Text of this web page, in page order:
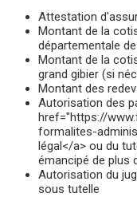
Attestation
Montant de la
départementale
Montant de la
grand gibier (si
Montant des
Autorisation des
href="https://
formalites-
légal</a> ou du
émancipé de plus
Autorisation du
sous tutelle